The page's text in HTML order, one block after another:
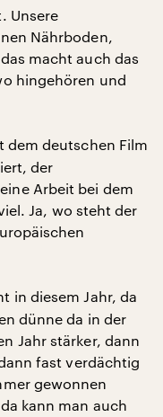
Unsere
Nährboden,
macht auch das
hingehören und
dem deutschen Film
der
Arbeit bei dem
Ja, wo steht der
in diesem Jahr, da
dünne da in der
Jahr stärker, dann
fast verdächtig
gewonnen
kann man auch